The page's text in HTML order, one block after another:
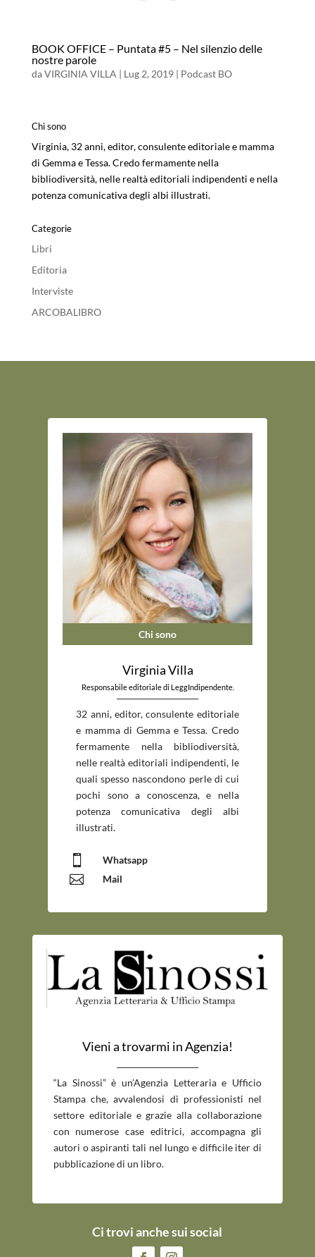
BOOK OFFICE – Puntata #5 – Nel silenzio delle
nostre parole
daVIRGINIA VILLA | Lug 2, 2019| Podcast BO
Chi sono
Virginia, 32 anni, editor, consulente editoriale e mamma
di Gemma e Tessa. Credo fermamente nella
bibliodiversità, nelle realtà editoriali indipendenti e nella
potenza comunicativa degli albi illustrati.
Categorie
Libri
Editoria
Interviste
ARCOBALIBRO
Chi sono
Virginia Villa
Responsabile editoriale di LeggIndipendente.
_____________________________
32 anni, editor, consulente editoriale
e mamma di Gemma e Tessa. Credo
fermamente nella bibliodiversità,
nelle realtà editoriali indipendenti, le
quali spesso nascondono perle di cui
pochi sono a conoscenza, e nella
potenza comunicativa degli albi
illustrati.
 Whatsapp
 Mail
Vieni a trovarmi in Agenzia!
“La Sinossi” è un’Agenzia Letteraria e Ufficio
Stampa che, avvalendosi di professionisti nel
settore editoriale e grazie alla collaborazione
con numerose case editrici, accompagna gli
autori o aspiranti tali nel lungo e difficile iter di
pubblicazione di un libro.
Ci trovi anche sui social